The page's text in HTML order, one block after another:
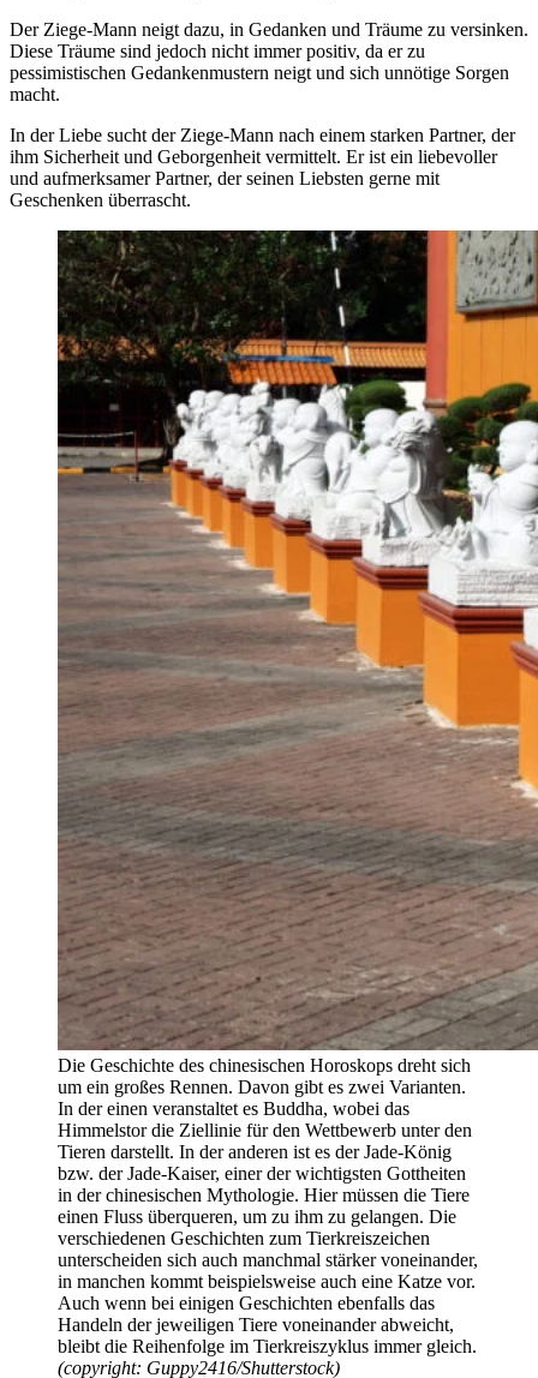
Der Ziege-Mann neigt dazu, in Gedanken und Träume zu versinken.
Diese Träume sind jedoch nicht immer positiv, da er zu
pessimistischen Gedankenmustern neigt und sich unnötige Sorgen
macht.
In der Liebe sucht der Ziege-Mann nach einem starken Partner, der
ihm Sicherheit und Geborgenheit vermittelt. Er ist ein liebevoller
und aufmerksamer Partner, der seinen Liebsten gerne mit
Geschenken überrascht.
Die Geschichte des chinesischen Horoskops dreht sich
um ein großes Rennen. Davon gibt es zwei Varianten.
In der einen veranstaltet es Buddha, wobei das
Himmelstor die Ziellinie für den Wettbewerb unter den
Tieren darstellt. In der anderen ist es der Jade-König
bzw. der Jade-Kaiser, einer der wichtigsten Gottheiten
in der chinesischen Mythologie. Hier müssen die Tiere
einen Fluss überqueren, um zu ihm zu gelangen. Die
verschiedenen Geschichten zum Tierkreiszeichen
unterscheiden sich auch manchmal stärker voneinander,
in manchen kommt beispielsweise auch eine Katze vor.
Auch wenn bei einigen Geschichten ebenfalls das
Handeln der jeweiligen Tiere voneinander abweicht,
bleibt die Reihenfolge im Tierkreiszyklus immer gleich.
(copyright: Guppy2416/Shutterstock)